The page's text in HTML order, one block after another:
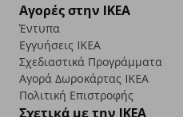
Αγορές στην IKEA
Έντυπα
Εγγυήσεις IKEA
Σχεδιαστικά Προγράμματα
Αγορά Δωρoκάρτας IKEA
Πολιτική Επιστροφής
Σχετικά με την IKEA